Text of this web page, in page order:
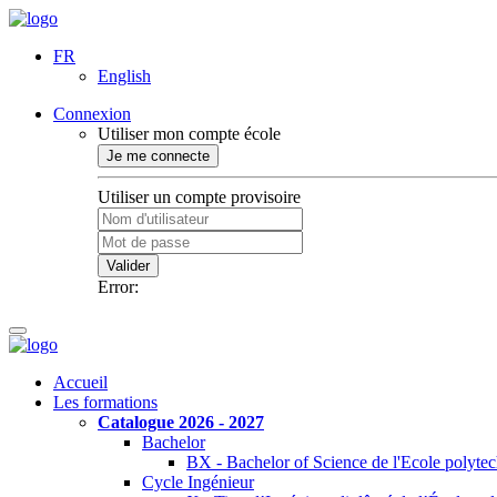
FR
English
Connexion
Utiliser mon compte école
Je me connecte
Utiliser un compte provisoire
Valider
Error:
Accueil
Les formations
Catalogue 2026 - 2027
Bachelor
BX - Bachelor of Science de l'Ecole
Cycle Ingénieur